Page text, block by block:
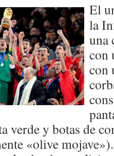
El
la
una
con
con
verde y botas de
«olive